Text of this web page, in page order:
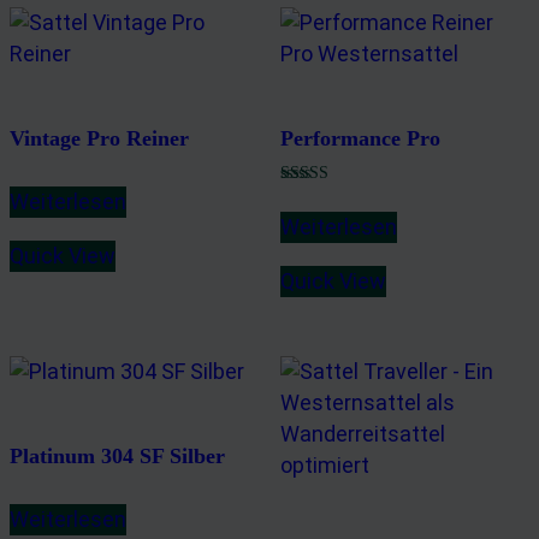
Vintage Pro Reiner
Weiterlesen
Quick View
Performance Pro
5.00
von 5
Weiterlesen
Quick View
Platinum 304 SF Silber
Weiterlesen